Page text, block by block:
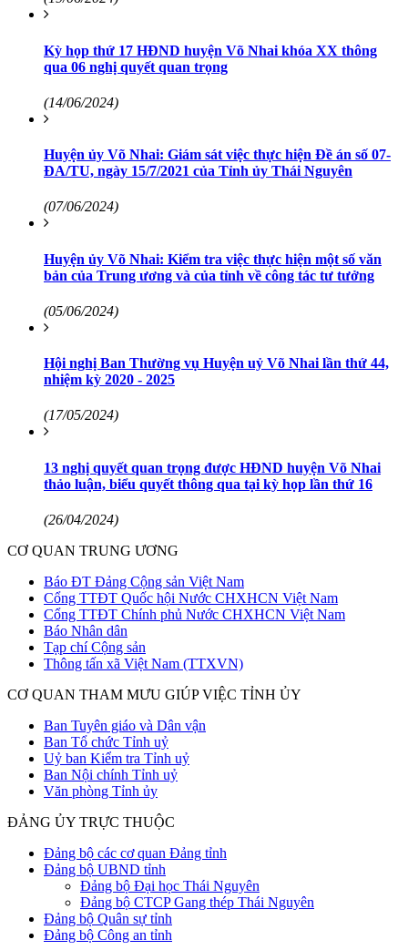
Kỳ họp thứ 17 HĐND huyện Võ Nhai khóa XX thông
qua 06 nghị quyết quan trọng
(14/06/2024)
Huyện ủy Võ Nhai: Giám sát việc thực hiện Đề án số 07-
ĐA/TU, ngày 15/7/2021 của Tỉnh ủy Thái Nguyên
(07/06/2024)
Huyện ủy Võ Nhai: Kiểm tra việc thực hiện một số văn
bản của Trung ương và của tỉnh về công tác tư tưởng
(05/06/2024)
Hội nghị Ban Thường vụ Huyện uỷ Võ Nhai lần thứ 44,
nhiệm kỳ 2020 - 2025
(17/05/2024)
13 nghị quyết quan trọng được HĐND huyện Võ Nhai
thảo luận, biểu quyết thông qua tại kỳ họp lần thứ 16
(26/04/2024)
CƠ QUAN TRUNG ƯƠNG
Báo ĐT Đảng Cộng sản Việt Nam
Cổng TTĐT Quốc hội Nước CHXHCN Việt Nam
Cổng TTĐT Chính phủ Nước CHXHCN Việt Nam
Báo Nhân dân
Tạp chí Cộng sản
Thông tấn xã Việt Nam (TTXVN)
CƠ QUAN THAM MƯU GIÚP VIỆC TỈNH ỦY
Ban Tuyên giáo và Dân vận
Ban Tổ chức Tỉnh uỷ
Uỷ ban Kiểm tra Tỉnh uỷ
Ban Nội chính Tỉnh uỷ
Văn phòng Tỉnh ủy
ĐẢNG ỦY TRỰC THUỘC
Đảng bộ các cơ quan Đảng tỉnh
Đảng bộ UBND tỉnh
Đảng bộ Đại học Thái Nguyên
Đảng bộ CTCP Gang thép Thái Nguyên
Đảng bộ Quân sự tỉnh
Đảng bộ Công an tỉnh